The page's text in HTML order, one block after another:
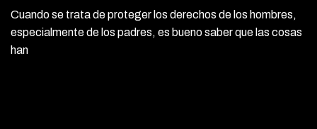
Cuando se trata de proteger los derechos de los hombres,
especialmente de los padres, es bueno saber que las cosas
han